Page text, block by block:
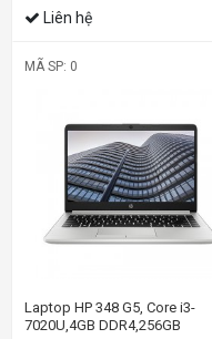
Liên hệ
MÃ SP: 0
Laptop HP 348 G5, Core i3-
7020U,4GB DDR4,256GB